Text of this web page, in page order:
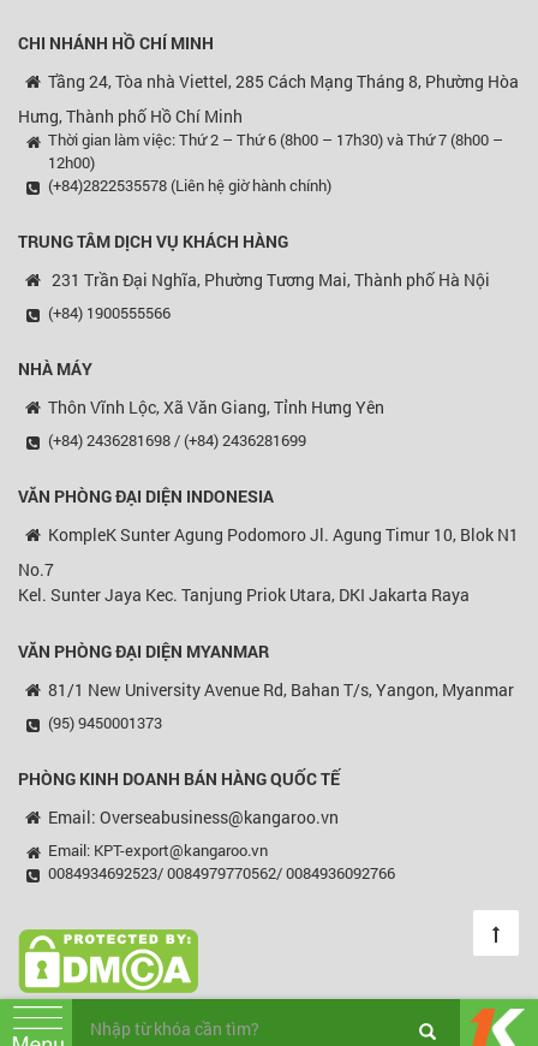
CHI NHÁNH HỒ CHÍ MINH
Tầng 24, Tòa nhà Viettel, 285 Cách Mạng Tháng 8, Phường Hòa
Hưng, Thành phố Hồ Chí Minh
Thời gian làm việc: Thứ 2 – Thứ 6 (8h00 – 17h30) và Thứ 7 (8h00 –
12h00)
(+84)2822535578 (Liên hệ giờ hành chính)
TRUNG TÂM DỊCH VỤ KHÁCH HÀNG
231 Trần Đại Nghĩa, Phường Tương Mai, Thành phố Hà Nội
(+84) 1900555566
NHÀ MÁY
Thôn Vĩnh Lộc, Xã Văn Giang, Tỉnh Hưng Yên
(+84) 2436281698 / (+84) 2436281699
VĂN PHÒNG ĐẠI DIỆN INDONESIA
KompleK Sunter Agung Podomoro Jl. Agung Timur 10, Blok N1
No.7
Kel. Sunter Jaya Kec. Tanjung Priok Utara, DKI Jakarta Raya
VĂN PHÒNG ĐẠI DIỆN MYANMAR
81/1 New University Avenue Rd, Bahan T/s, Yangon, Myanmar
(95) 9450001373
PHÒNG KINH DOANH BÁN HÀNG QUỐC TẾ
Email: Overseabusiness@kangaroo.vn
Email: KPT-export@kangaroo.vn
0084934692523/ 0084979770562/ 0084936092766
© Copyright 2003 - 2018 Kangaroo, All rights reserved.